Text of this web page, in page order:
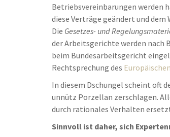
Betriebsvereinbarungen werden
diese Verträge geändert und
Die Gesetzes- und
der Arbeitsgerichte werden nach
beim Bundesarbeitsgericht
Rechtsprechung des
In diesem Dschungel scheint oft
unnütz Porzellan zerschlagen.
durch rationales Verhalten
Sinnvoll ist daher, sich